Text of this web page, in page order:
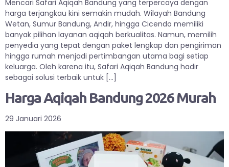
Mencari Safari Aqiqah Bandung yang terpercaya dengan
harga terjangkau kini semakin mudah. Wilayah Bandung
Wetan, Sumur Bandung, Andir, hingga Cicendo memiliki
banyak pilihan layanan aqiqah berkualitas. Namun, memilih
penyedia yang tepat dengan paket lengkap dan pengiriman
hingga rumah menjadi pertimbangan utama bagi setiap
keluarga. Oleh karena itu, Safari Aqiqah Bandung hadir
sebagai solusi terbaik untuk […]
Harga Aqiqah Bandung 2026 Murah
29 Januari 2026